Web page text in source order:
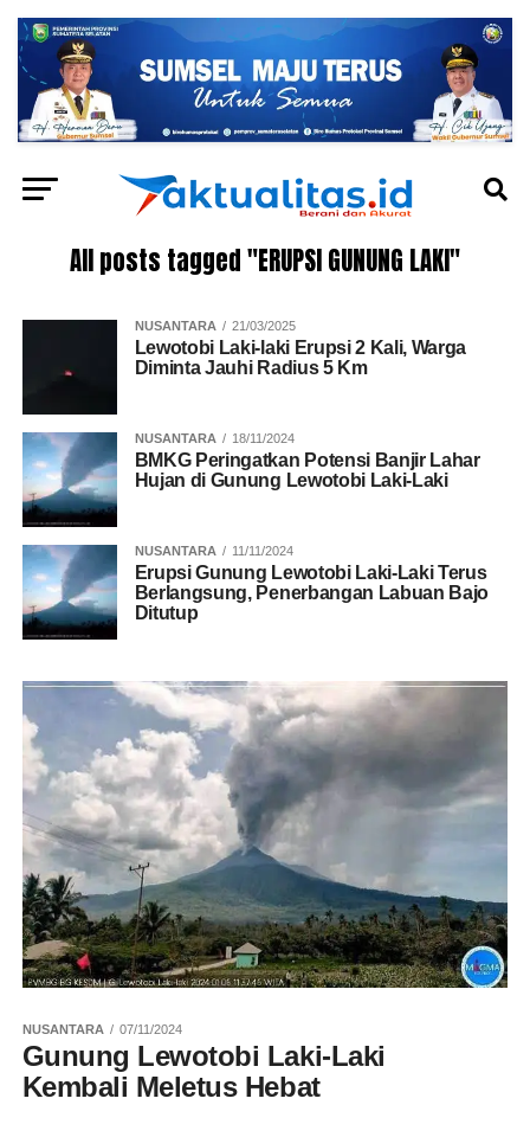
All posts tagged "ERUPSI GUNUNG LAKI"
NUSANTARA 21/03/2025
Lewotobi Laki-laki Erupsi 2 Kali, Warga
Diminta Jauhi Radius 5 Km
NUSANTARA 18/11/2024
BMKG Peringatkan Potensi Banjir Lahar
Hujan di Gunung Lewotobi Laki-Laki
NUSANTARA 11/11/2024
Erupsi Gunung Lewotobi Laki-Laki Terus
Berlangsung, Penerbangan Labuan Bajo
Ditutup
NUSANTARA 07/11/2024
Gunung Lewotobi Laki-Laki
Kembali Meletus Hebat